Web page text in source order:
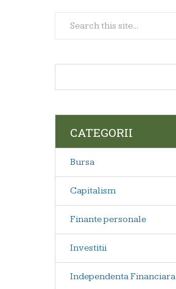
CATEGORII
Bursa
Capitalism
Finante personale
Investitii
Independenta Financiara